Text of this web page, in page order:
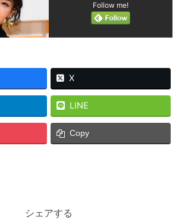
Follow me!
X
LINE
Copy
シェアする